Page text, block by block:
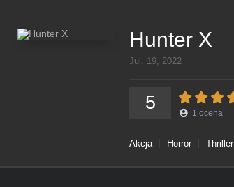
Hunter X
Jul. 19, 2022
5 1 ocena
Akcja Horror Thriller